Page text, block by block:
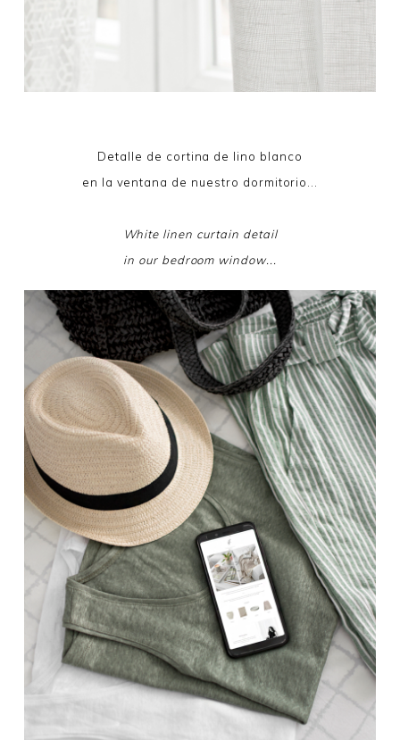
Detalle de cortina de lino blanco
en la ventana de nuestro dormitorio...
White linen curtain detail
in our bedroom window...